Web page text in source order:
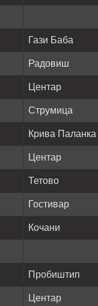
Гази Баба
Радовиш
Центар
Струмица
Крива Паланка
Центар
Тетово
Гостивар
Кочани
Пробиштип
Центар